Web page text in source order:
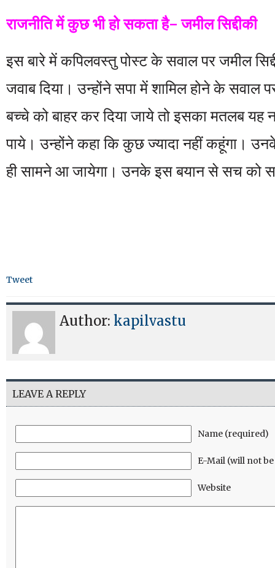
राजनीति में कुछ भी हो सकता है- जमील सिद्दीकी
इस बारे में कपिलवस्तु पोस्ट के सवाल पर जमील
जवाब दिया। उन्होंने सपा में शामिल होने के सवाल
बच्चे को बाहर कर दिया जाये तो इसका मतलब यह
पाये। उन्होंने कहा कि कुछ ज्यादा नहीं कहूंगा।
ही सामने आ जायेगा। उनके इस बयान से सच को
Tweet
Author: kapilvastu
LEAVE A REPLY
Name (required)
E-Mail (will not
Website